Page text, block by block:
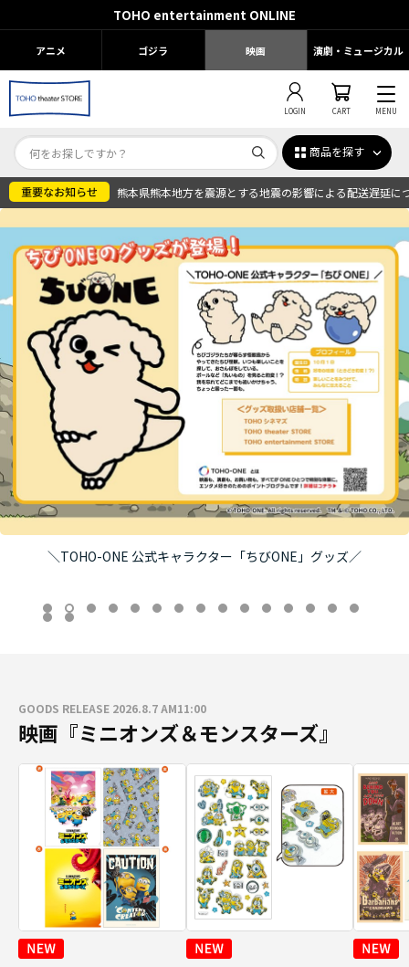
TOHO entertainment ONLINE
アニメ ゴジラ 映画 演劇・ミュージカル
LOGIN CART MENU
商品を探す
熊本県熊本地方を震源とする地震の影響による配送遅延に
＼TOHO-ONE 公式キャラクター「ちびONE」グッズ／
GOODS RELEASE 2026.8.7 AM11:00
映画『ミニオンズ＆モンスターズ』